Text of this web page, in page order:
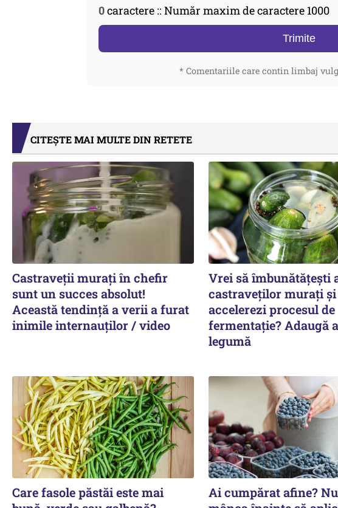
0caractere :: Număr maxim de caractere 1000
Trimite
* Comentariile care contin limbaj
CITEȘTE MAI MULTE DIN RETETE
Castraveții murați în chefir
sunt un succes absolut!
Această tendință a verii a furat
inimile internauților / video
Vrei să îmbunătățești
castraveților murați și
accelerezi procesul de
fermentație? Adaugă
legumă
Care fasole păstăi este mai
Ai cumpărat afine?